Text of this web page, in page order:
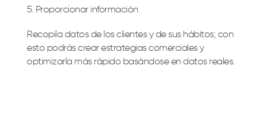
Proporcionar información
Recopila datos de los clientes y de sus hábitos; con
esto podrás crear estrategias comerciales y
optimizarla más rápido basándose en datos reales.